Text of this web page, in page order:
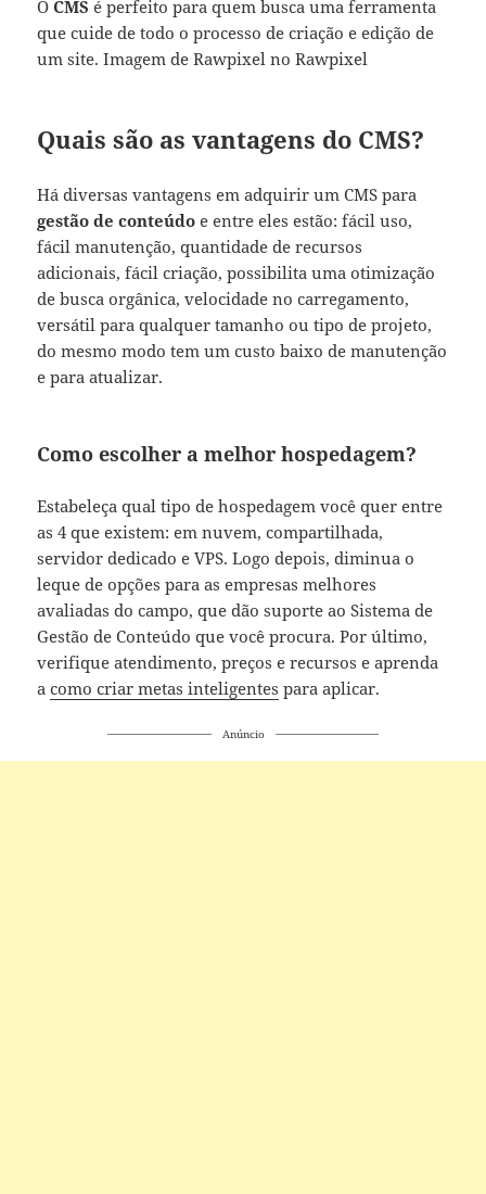
OCMSé perfeito para quem busca uma ferramenta
que cuide de todo o processo de criação e edição de
um site. Imagem de Rawpixel no Rawpixel
Quais são as vantagens do CMS?
Há diversas vantagens em adquirir um CMS para
gestão de conteúdoe entre eles estão: fácil uso,
fácil manutenção, quantidade de recursos
adicionais, fácil criação, possibilita uma otimização
de busca orgânica, velocidade no carregamento,
versátil para qualquer tamanho ou tipo de projeto,
do mesmo modo tem um custo baixo de manutenção
e para atualizar.
Como escolher a melhor hospedagem?
Estabeleça qual tipo de hospedagem você quer entre
as 4 que existem: em nuvem, compartilhada,
servidor dedicado e VPS. Logo depois, diminua o
leque de opções para as empresas melhores
avaliadas do campo, que dão suporte ao Sistema de
Gestão de Conteúdo que você procura. Por último,
verifique atendimento, preços e recursos e aprenda
acomo criar metas inteligentes para aplicar.
Anúncio